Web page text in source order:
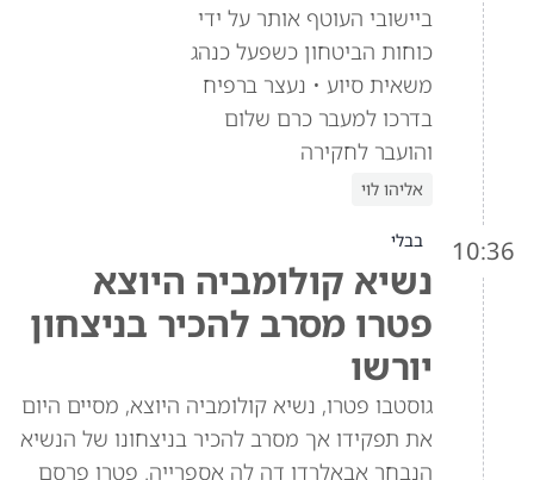
ביישובי העוטף אותר על ידי
כוחות הביטחון כשפעל כנהג
משאית סיוע • נעצר ברפיח
בדרכו למעבר כרם שלום
והועבר לחקירה
אליהו לוי
10:36 בבלי
נשיא קולומביה היוצא
פטרו מסרב להכיר בניצחון
יורשו
גוסטבו פטרו, נשיא קולומביה היוצא, מסיים היום
את תפקידו אך מסרב להכיר בניצחונו של הנשיא
הנבחר אבאלרדו דה לה אספרייה. פטרו פרסם